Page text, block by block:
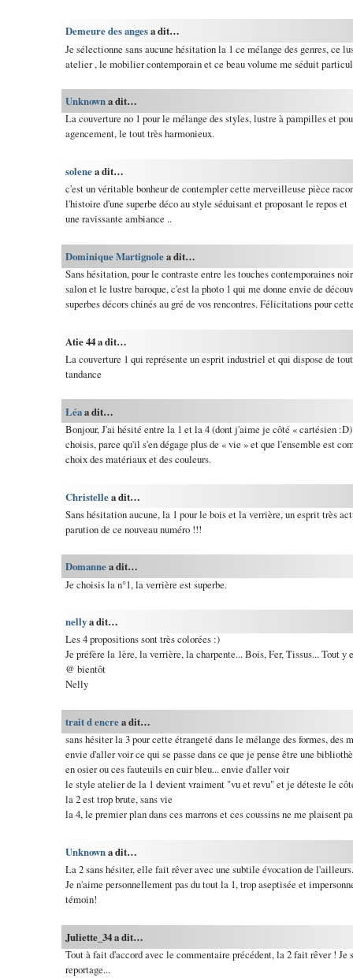
Demeure des angesa dit…
Je sélectionne sans aucune hésitation la 1 ce mélange des genres, ce
atelier , le mobilier contemporain et ce beau volume me séduit
Unknowna dit…
La couverture no 1 pour le mélange des styles, lustre à pampilles et
agencement, le tout très harmonieux.
solenea dit…
c'est un véritable bonheur de contempler cette merveilleuse pièce
l'histoire d'une superbe déco au style séduisant et proposant le repos et
une ravissante ambiance ..
Dominique Martignolea dit…
Sans hésitation, pour le contraste entre les touches contemporaines
salon et le lustre baroque, c'est la photo 1 qui me donne envie de
superbes décors chinés au gré de vos rencontres. Félicitations pour
Atie 44 a dit…
La couverture 1 qui représente un esprit industriel et qui dispose de
tandance
Léaa dit…
Bonjour, J'ai hésité entre la 1 et la 4 (dont j'aime je côté « cartésien
choisis, parce qu'il s'en dégage plus de « vie » et que l'ensemble est
choix des matériaux et des couleurs.
Christellea dit…
Sans hésitation aucune, la 1 pour le bois et la verrière, un esprit très
parution de ce nouveau numéro !!!
Domannea dit…
Je choisis la n°1, la verrière est superbe.
nellya dit…
Les 4 propositions sont très colorées :)
Je préfère la 1ère, la verrière, la charpente... Bois, Fer, Tissus... Tout y
@ bientôt
Nelly
trait d encrea dit…
sans hésiter la 3 pour cette étrangeté dans le mélange des formes, des
envie d'aller voir ce qui se passe dans ce que je pense être une
en osier ou ces fauteuils en cuir bleu... envie d'aller voir
le style atelier de la 1 devient vraiment "vu et revu" et je déteste le
la 2 est trop brute, sans vie
la 4, le premier plan dans ces marrons et ces coussins ne me plaisent
Unknowna dit…
La 2 sans hésiter, elle fait rêver avec une subtile évocation de l'ailleurs.
Je n'aime personnellement pas du tout la 1, trop aseptisée et
témoin!
Juliette_34 a dit…
Tout à fait d'accord avec le commentaire précédent, la 2 fait rêver ! Je
reportage...